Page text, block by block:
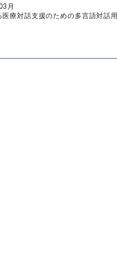
月
療対話支援のための多言語対話